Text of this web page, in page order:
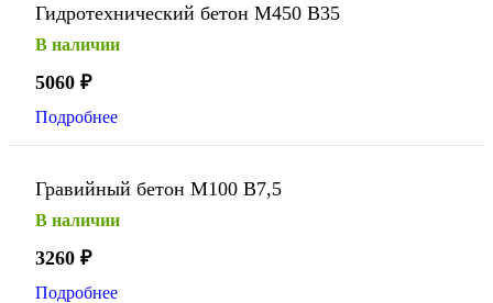
Гидротехнический бетон М450 В35
В наличии
5060 ₽
Подробнее
Гравийный бетон М100 В7,5
В наличии
3260 ₽
Подробнее